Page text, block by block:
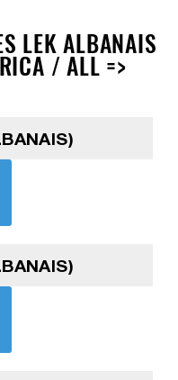
LEK ALBANAIS
/ ALL =>